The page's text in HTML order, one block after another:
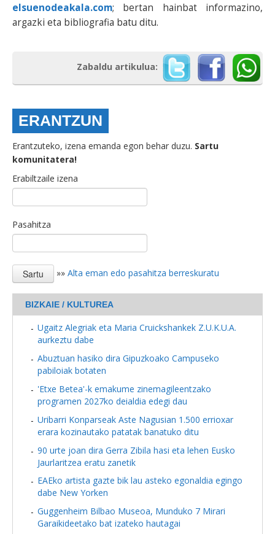
elsuenodeakala.com; bertan hainbat informazino,
argazki eta bibliografia batu ditu.
Zabaldu artikulua:
ERANTZUN
Erantzuteko, izena emanda egon behar duzu. Sartu
komunitatera!
Erabiltzaile izena
Pasahitza
»» Alta eman edo pasahitza berreskuratu
BIZKAIE / KULTUREA
Ugaitz Alegriak eta Maria Cruickshankek Z.U.K.U.A.
aurkeztu dabe
Abuztuan hasiko dira Gipuzkoako Campuseko
pabiloiak botaten
'Etxe Betea'-k emakume zinemagileentzako
programen 2027ko deialdia edegi dau
Uribarri Konparseak Aste Nagusian 1.500 errioxar
erara kozinautako patatak banatuko ditu
90 urte joan dira Gerra Zibila hasi eta lehen Eusko
Jaurlaritzea eratu zanetik
EAEko artista gazte bik lau asteko egonaldia egingo
dabe New Yorken
Guggenheim Bilbao Museoa, Munduko 7 Mirari
Garaikideetako bat izateko hautagai